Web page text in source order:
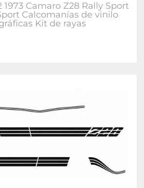
1973 Camaro Z28 Rally Sport
Calcomanías de vinilo
Kit de rayas